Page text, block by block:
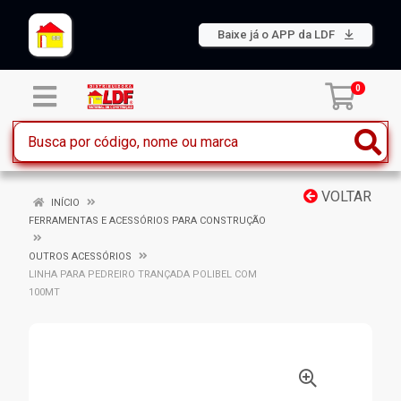
Baixe já o APP da LDF
0
VOLTAR
INÍCIO
FERRAMENTAS E ACESSÓRIOS PARA CONSTRUÇÃO
OUTROS ACESSÓRIOS
LINHA PARA PEDREIRO TRANÇADA POLIBEL COM
100MT